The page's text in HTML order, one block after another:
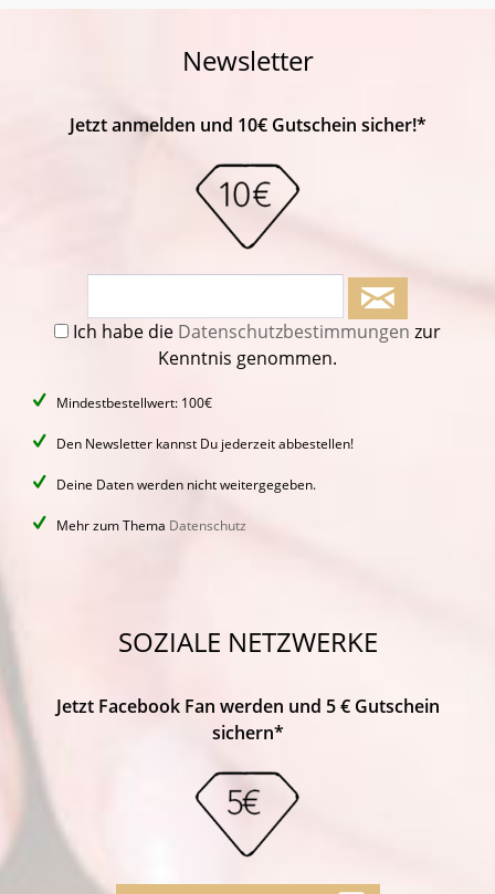
Newsletter
Jetzt anmelden und 10€ Gutschein sicher!*
Ich habe die Datenschutzbestimmungen zur
Kenntnis genommen.
Mindestbestellwert: 100€
Den Newsletter kannst Du jederzeit abbestellen!
Deine Daten werden nicht weitergegeben.
Mehr zum Thema Datenschutz
SOZIALE NETZWERKE
Jetzt Facebook Fan werden und 5 € Gutschein
sichern*